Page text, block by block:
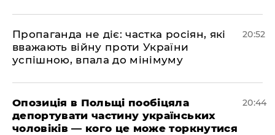
​Пропаганда не діє: частка росіян, які
вважають війну проти України
успішною, впала до мінімуму
20:52
​Опозиція в Польщі пообіцяла
депортувати частину українських
чоловіків — кого це може торкнутися
20:44